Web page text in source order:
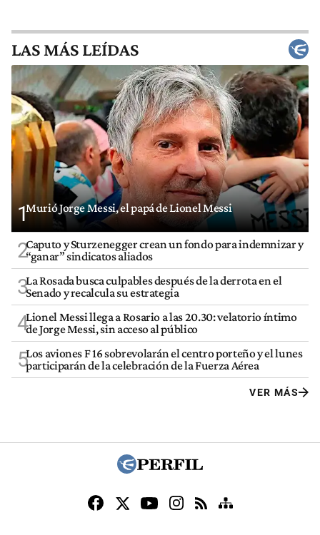
LAS MÁS LEÍDAS
1Murió Jorge Messi, el papá de Lionel Messi
2Caputo y Sturzenegger crean un fondo para indemnizar y
“ganar” sindicatos aliados
3La Rosada busca culpables después de la derrota en el
Senado y recalcula su estrategia
4Lionel Messi llega a Rosario a las 20.30: velatorio íntimo
de Jorge Messi, sin acceso al público
5Los aviones F 16 sobrevolarán el centro porteño y el lunes
participarán de la celebración de la Fuerza Aérea
VER MÁS